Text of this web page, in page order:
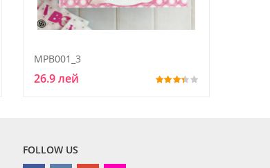
MPB001_3
26.9 лей
FOLLOW US